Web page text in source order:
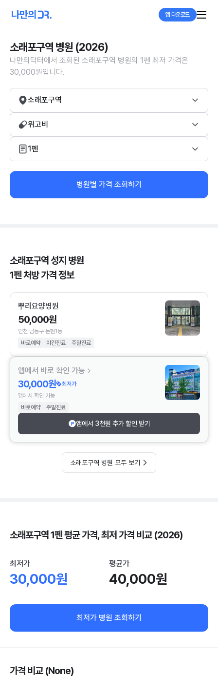
앱 다운로드
소래포구역 병원 (2026)
나만의닥터에서 조회된 소래포구역 병원의 1펜 최저 가격은
30,000원입니다.
소래포구역
위고비
1펜
병원별 가격 조회하기
소래포구역 성지 병원
1펜 처방 가격 정보
뿌리요양병원
50,000원
인천 남동구 논현1동
바로예약
야간진료 주말진료
앱에서 바로 확인 가능
30,000원
최저가
앱에서 확인 가능
바로예약
주말진료
앱에서 3천원 추가 할인 받기
소래포구역 병원 모두 보기
소래포구역 1펜 평균 가격, 최저 가격 비교 (2026)
최저가
30,000원
평균가
40,000원
최저가 병원 조회하기
가격 비교 (None)